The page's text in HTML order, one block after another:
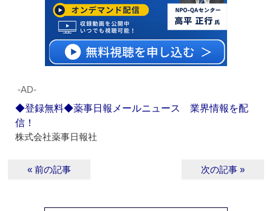
‐AD‐
◆登録無料◆薬事日報メールニュース 業界情報を配
信！
株式会社薬事日報社
« 前の記事 次の記事 »